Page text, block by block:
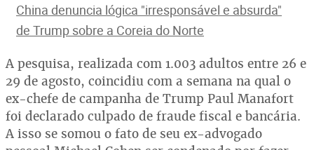
China denuncia lógica "irresponsável e absurda"
de Trump sobre a Coreia do Norte
A pesquisa, realizada com 1.003 adultos entre 26 e
29 de agosto, coincidiu com a semana na qual o
ex-chefe de campanha de Trump Paul Manafort
foi declarado culpado de fraude fiscal e bancária.
A isso se somou o fato de seu ex-advogado